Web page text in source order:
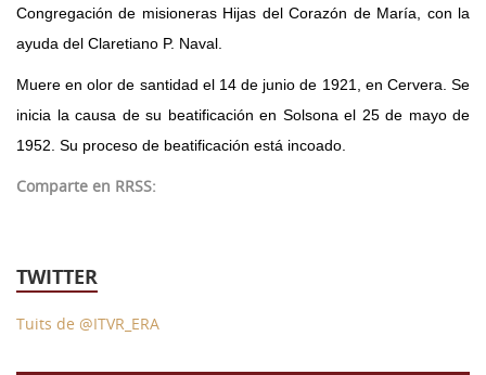
Congregación de misioneras Hijas del Corazón de María, con la
ayuda del Claretiano P. Naval.
Muere en olor de santidad el 14 de junio de 1921, en Cervera. Se
inicia la causa de su beatificación en Solsona el 25 de mayo de
1952. Su proceso de beatificación está incoado.
Comparte en RRSS:
TWITTER
Tuits de @ITVR_ERA